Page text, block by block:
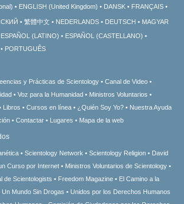
ENGLISH (United Kingdom) DANSK FRANÇAIS
繁體中文 NEDERLANDS DEUTSCH
MAGYAR
ESPAÑOL (LATINO)
ESPAÑOL (CASTELLANO)
PORTUGUÊS
y Prácticas de Scientology
Canal de Video
Voz para la Humanidad
Ministros Voluntarios
Libros Cursos en línea ¿Quién Soy Yo?
Nuestra Ayuda
Contactar Lugares Mapa de la web
Scientology Network Scientology Religion
David
Curso por Internet
Ministros Voluntarios de Scientology
de Scientologists
Freedom Magazine
El Camino a la
Un Mundo Sin Drogas
Unidos por los Derechos Humanos